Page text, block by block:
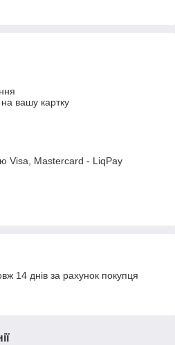
вашу картку
Visa, Mastercard - LiqPay
14 днів за рахунок покупця